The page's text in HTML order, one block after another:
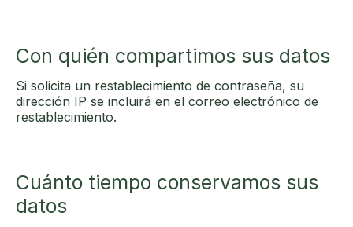
Con quién compartimos sus datos
Si solicita un restablecimiento de contraseña, su
dirección IP se incluirá en el correo electrónico de
restablecimiento.
Cuánto tiempo conservamos sus
datos